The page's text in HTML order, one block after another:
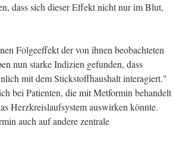
dass sich dieser Effekt nicht nur im Blut,
Folgeeffekt der von ihnen beobachteten
nun starke Indizien gefunden, dass
mit dem Stickstoffhaushalt interagiert."
bei Patienten, die mit Metformin behandelt
Herzkreislaufsystem auswirken könnte.
auch auf andere zentrale